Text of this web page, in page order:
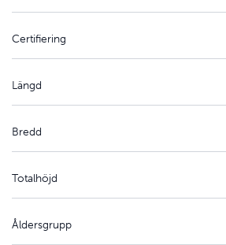
Certifiering
Längd
Bredd
Totalhöjd
Åldersgrupp